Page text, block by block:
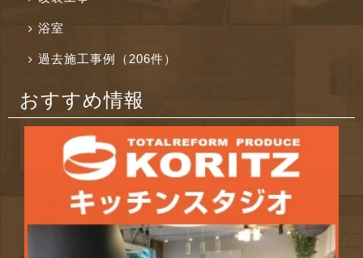
浴室
過去施工事例（206件）
おすすめ情報